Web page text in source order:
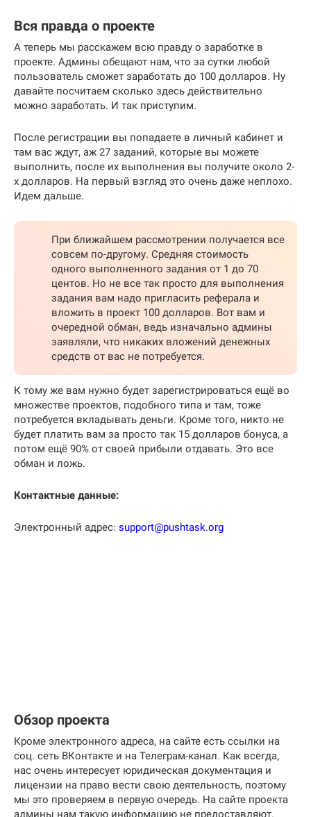
Вся правда о проекте
А теперь мы расскажем всю правду о заработке в
проекте. Админы обещают нам, что за сутки любой
пользователь сможет заработать до 100 долларов. Ну
давайте посчитаем сколько здесь действительно
можно заработать. И так приступим.
После регистрации вы попадаете в личный кабинет и
там вас ждут, аж 27 заданий, которые вы можете
выполнить, после их выполнения вы получите около 2-
х долларов. На первый взгляд это очень даже неплохо.
Идем дальше.
При ближайшем рассмотрении получается все
совсем по-другому. Средняя стоимость
одного выполненного задания от 1 до 70
центов. Но не все так просто для выполнения
задания вам надо пригласить реферала и
вложить в проект 100 долларов. Вот вам и
очередной обман, ведь изначально админы
заявляли, что никаких вложений денежных
средств от вас не потребуется.
К тому же вам нужно будет зарегистрироваться ещё во
множестве проектов, подобного типа и там, тоже
потребуется вкладывать деньги. Кроме того, никто не
будет платить вам за просто так 15 долларов бонуса, а
потом ещё 90% от своей прибыли отдавать. Это все
обман и ложь.
Контактные данные:
Электронный адрес: support@pushtask.org
Обзор проекта
Кроме электронного адреса, на сайте есть ссылки на
соц. сеть ВКонтакте и на Телеграм-канал. Как всегда,
нас очень интересует юридическая документация и
лицензии на право вести свою деятельность, поэтому
мы это проверяем в первую очередь. На сайте проекта
админы нам такую информацию не предоставляют.